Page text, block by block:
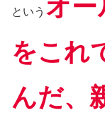
という オー
をこれ
んだ、